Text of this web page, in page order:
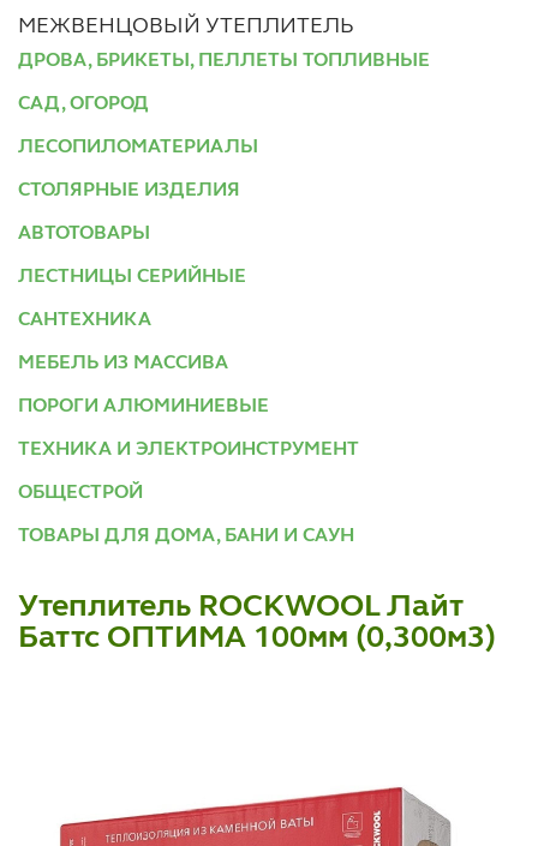
МЕЖВЕНЦОВЫЙ УТЕПЛИТЕЛЬ
ДРОВА, БРИКЕТЫ, ПЕЛЛЕТЫ ТОПЛИВНЫЕ
САД, ОГОРОД
ЛЕСОПИЛОМАТЕРИАЛЫ
СТОЛЯРНЫЕ ИЗДЕЛИЯ
АВТОТОВАРЫ
ЛЕСТНИЦЫ СЕРИЙНЫЕ
САНТЕХНИКА
МЕБЕЛЬ ИЗ МАССИВА
ПОРОГИ АЛЮМИНИЕВЫЕ
ТЕХНИКА И ЭЛЕКТРОИНСТРУМЕНТ
ОБЩЕСТРОЙ
ТОВАРЫ ДЛЯ ДОМА, БАНИ И САУН
Утеплитель ROCKWOOL Лайт
Баттс ОПТИМА 100мм (0,300м3)